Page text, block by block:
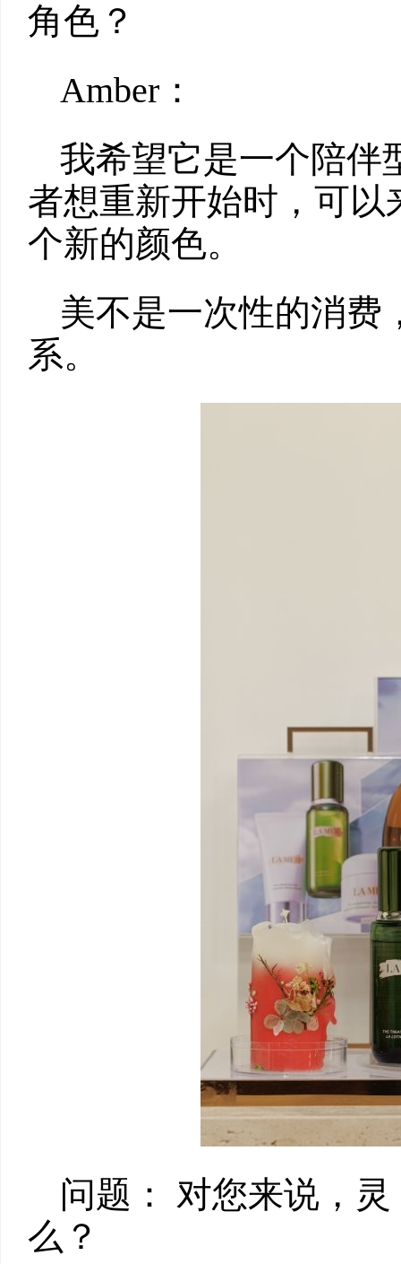
角色？
Amber：
我希望它是一个陪伴
者想重新开始时，可
个新的颜色。
美不是一次性的消费
系。
问题： 对您来说，灵
么？